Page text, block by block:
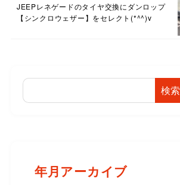
JEEPレネゲードのタイヤ交換にダンロップ
【シンクロウェザー】をセレクト(*^^)v
検索
年月アーカイブ